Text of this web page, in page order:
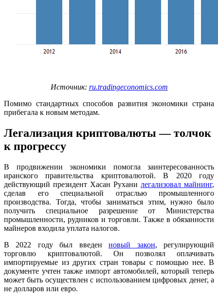
Источник: ru.tradingeconomics.com
Помимо стандартных способов развития экономики страна
прибегала к новым методам.
Легализация криптовалюты — толчок
к прогрессу
В продвижении экономики помогла заинтересованность
иранского правительства криптовалютой. В 2020 году
действующий президент Хасан Рухани легализовал майнинг,
сделав его специальной отраслью промышленного
производства. Тогда, чтобы заниматься этим, нужно было
получить специальное разрешение от Министерства
промышленности, рудников и торговли. Также в обязанности
майнеров входила уплата налогов.
В 2022 году был введенновый закон, регулирующий
торговлю криптовалютой. Он позволял оплачивать
импортируемые из других стран товары с помощью нее. В
документе учтен также импорт автомобилей, который теперь
может быть осуществлен с использованием цифровых денег, а
не долларов или евро.